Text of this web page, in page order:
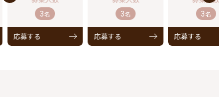
3名
応募する
3名
応募する
3名
応募する